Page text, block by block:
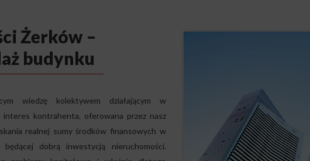
Żerków –
budynku
wiedzę kolektywem działającym w
interes kontrahenta, oferowana przez nasz
realnej sumy środków finansowych w
dobrą inwestycją nieruchomości.